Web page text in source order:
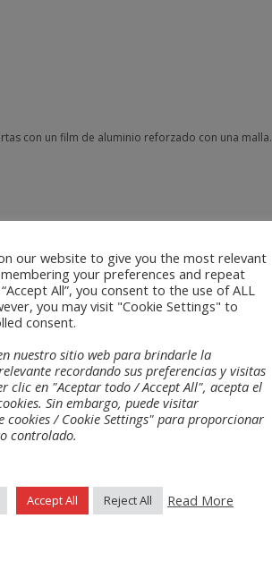
con un film de aluminio reforzado con una malla.
our website to give you the most relevant
your preferences and repeat
All”, you consent to the use of ALL
you may visit "Cookie Settings" to
consent.
nuestro sitio web para brindarle la
recordando sus preferencias y visitas
clic en "Aceptar todo / Accept All", acepta el
Sin embargo, puede visitar
cookies / Cookie Settings" para proporcionar
controlado.
Accept All Reject All Read More